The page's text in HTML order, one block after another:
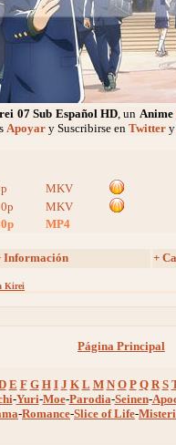
07 Sub Español HD, un Anime
Apoyar y Suscribirse en Twitter y
MKV
MKV
MP4
Información +
Kirei
Página Principal
E F G H I J K L M N O P Q R S
-Yuri-Moe-Parodia-Seinen-
-Romance-Slice of Life-